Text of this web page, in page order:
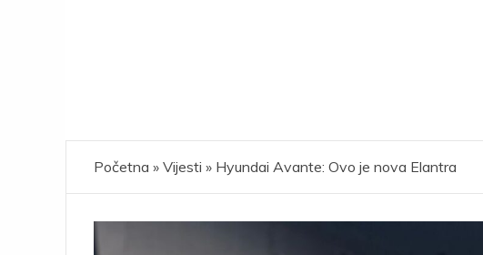
Početna » Vijesti » Hyundai Avante: Ovo je nova Elantra